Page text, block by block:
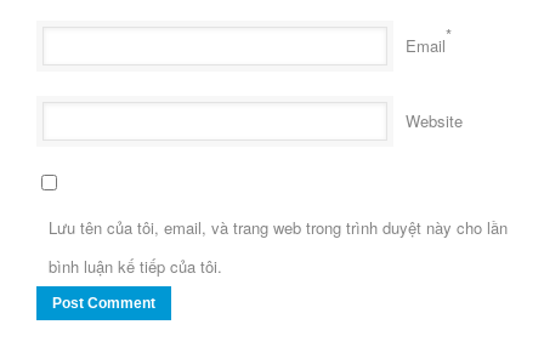
Email*
Website
Lưu tên của tôi, email, và trang web trong trình duyệt này cho lần
bình luận kế tiếp của tôi.